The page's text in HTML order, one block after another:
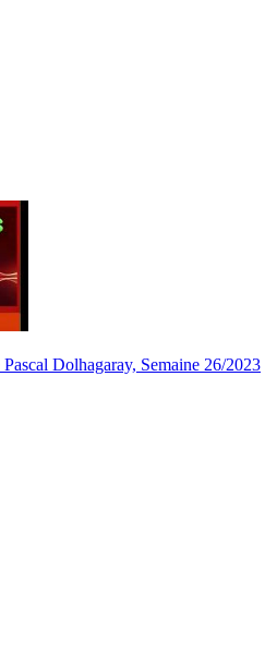
Dolhagaray, Semaine 26/2023